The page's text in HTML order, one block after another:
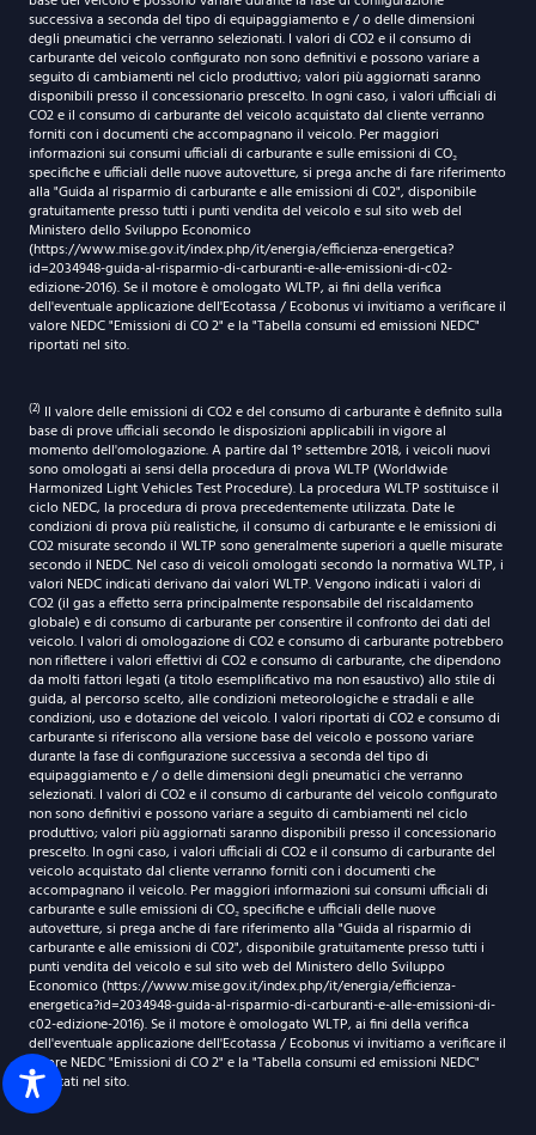
successiva a seconda del tipo di equipaggiamento e / o delle dimensioni
degli pneumatici che verranno selezionati. I valori di CO2 e il consumo di
carburante del veicolo configurato non sono definitivi e possono variare a
seguito di cambiamenti nel ciclo produttivo; valori più aggiornati saranno
disponibili presso il concessionario prescelto. In ogni caso, i valori ufficiali di
CO2 e il consumo di carburante del veicolo acquistato dal cliente verranno
forniti con i documenti che accompagnano il veicolo. Per maggiori
informazioni sui consumi ufficiali di carburante e sulle emissioni di CO₂
specifiche e ufficiali delle nuove autovetture, si prega anche di fare riferimento
alla "Guida al risparmio di carburante e alle emissioni di C02", disponibile
gratuitamente presso tutti i punti vendita del veicolo e sul sito web del
Ministero dello Sviluppo Economico
(https://www.mise.gov.it/index.php/it/energia/efficienza-energetica?
id=2034948-guida-al-risparmio-di-carburanti-e-alle-emissioni-di-c02-
edizione-2016). Se il motore è omologato WLTP, ai fini della verifica
dell'eventuale applicazione dell'Ecotassa / Ecobonus vi invitiamo a verificare il
valore NEDC "Emissioni di CO 2" e la "Tabella consumi ed emissioni NEDC"
riportati nel sito.
(2) Il valore delle emissioni di CO2 e del consumo di carburante è definito sulla
base di prove ufficiali secondo le disposizioni applicabili in vigore al
momento dell'omologazione. A partire dal 1° settembre 2018, i veicoli nuovi
sono omologati ai sensi della procedura di prova WLTP (Worldwide
Harmonized Light Vehicles Test Procedure). La procedura WLTP sostituisce il
ciclo NEDC, la procedura di prova precedentemente utilizzata. Date le
condizioni di prova più realistiche, il consumo di carburante e le emissioni di
CO2 misurate secondo il WLTP sono generalmente superiori a quelle misurate
secondo il NEDC. Nel caso di veicoli omologati secondo la normativa WLTP, i
valori NEDC indicati derivano dai valori WLTP. Vengono indicati i valori di
CO2 (il gas a effetto serra principalmente responsabile del riscaldamento
globale) e di consumo di carburante per consentire il confronto dei dati del
veicolo. I valori di omologazione di CO2 e consumo di carburante potrebbero
non riflettere i valori effettivi di CO2 e consumo di carburante, che dipendono
da molti fattori legati (a titolo esemplificativo ma non esaustivo) allo stile di
guida, al percorso scelto, alle condizioni meteorologiche e stradali e alle
condizioni, uso e dotazione del veicolo. I valori riportati di CO2 e consumo di
carburante si riferiscono alla versione base del veicolo e possono variare
durante la fase di configurazione successiva a seconda del tipo di
equipaggiamento e / o delle dimensioni degli pneumatici che verranno
selezionati. I valori di CO2 e il consumo di carburante del veicolo configurato
non sono definitivi e possono variare a seguito di cambiamenti nel ciclo
produttivo; valori più aggiornati saranno disponibili presso il concessionario
prescelto. In ogni caso, i valori ufficiali di CO2 e il consumo di carburante del
veicolo acquistato dal cliente verranno forniti con i documenti che
accompagnano il veicolo. Per maggiori informazioni sui consumi ufficiali di
carburante e sulle emissioni di CO₂ specifiche e ufficiali delle nuove
autovetture, si prega anche di fare riferimento alla "Guida al risparmio di
carburante e alle emissioni di C02", disponibile gratuitamente presso tutti i
punti vendita del veicolo e sul sito web del Ministero dello Sviluppo
Economico (https://www.mise.gov.it/index.php/it/energia/efficienza-
energetica?id=2034948-guida-al-risparmio-di-carburanti-e-alle-emissioni-di-
c02-edizione-2016). Se il motore è omologato WLTP, ai fini della verifica
dell'eventuale applicazione dell'Ecotassa / Ecobonus vi invitiamo a verificare il
valore NEDC "Emissioni di CO 2" e la "Tabella consumi ed emissioni NEDC"
riportati nel sito.